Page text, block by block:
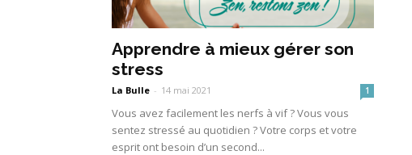
Apprendre à mieux gérer son
stress
La Bulle - 14 mai 2021 1
Vous avez facilement les nerfs à vif ? Vous vous
sentez stressé au quotidien ? Votre corps et votre
esprit ont besoin d’un second...